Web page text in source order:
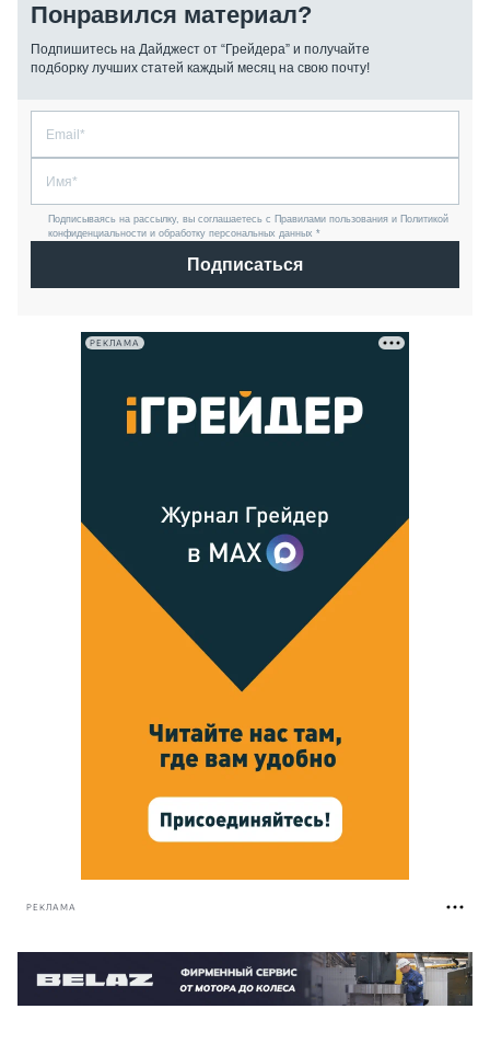
Понравился материал?
Подпишитесь на Дайджест от “Грейдера” и получайте
подборку лучших статей каждый месяц на свою почту!
Подписываясь на рассылку, вы соглашаетесь с Правилами пользования и Политикой
конфиденциальности и обработку персональных данных *
Подписаться
РЕКЛАМА
РЕКЛАМА